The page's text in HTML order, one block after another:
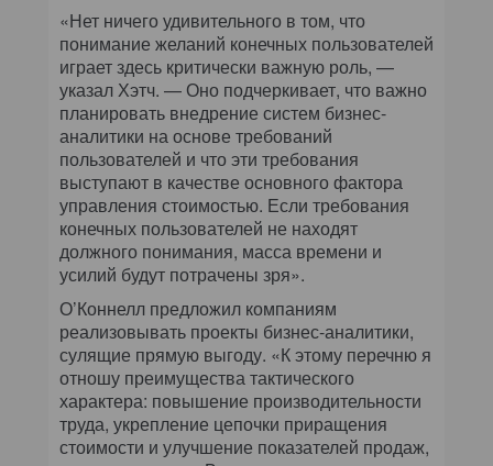
«Нет ничего удивительного в том, что
понимание желаний конечных пользователей
играет здесь критически важную роль, —
указал Хэтч. — Оно подчеркивает, что важно
планировать внедрение систем бизнес-
аналитики на основе требований
пользователей и что эти требования
выступают в качестве основного фактора
управления стоимостью. Если требования
конечных пользователей не находят
должного понимания, масса времени и
усилий будут потрачены зря».
О’Коннелл предложил компаниям
реализовывать проекты бизнес-аналитики,
сулящие прямую выгоду. «К этому перечню я
отношу преимущества тактического
характера: повышение производительности
труда, укрепление цепочки приращения
стоимости и улучшение показателей продаж,